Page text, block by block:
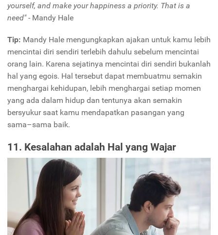
yourself, and make your happiness a priority. That is a
need"- Mandy Hale
Tip: Mandy Hale mengungkapkan ajakan untuk kamu lebih
mencintai diri sendiri terlebih dahulu sebelum mencintai
orang lain. Karena sejatinya mencintai diri sendiri bukanlah
hal yang egois. Hal tersebut dapat membuatmu semakin
menghargai kehidupan, lebih menghargai setiap momen
yang ada dalam hidup dan tentunya akan semakin
bersyukur saat kamu mendapatkan pasangan yang
sama–sama baik.
11. Kesalahan adalah Hal yang Wajar